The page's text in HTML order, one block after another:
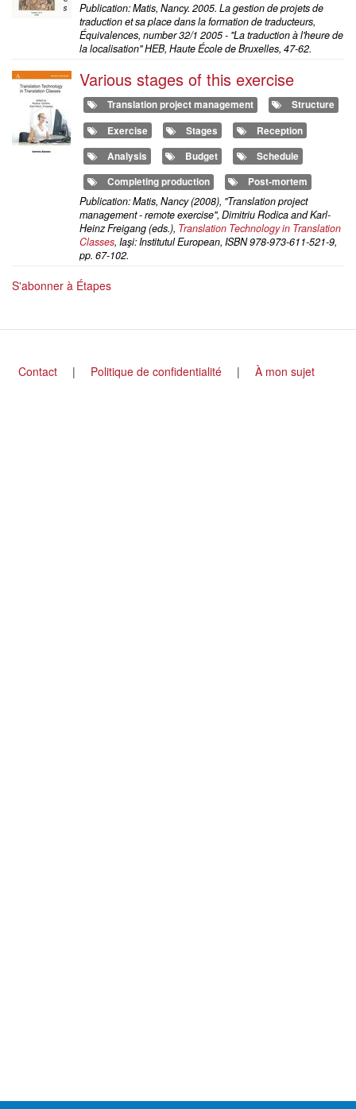
Publication: Matis, Nancy. 2005. La gestion de projets de
traduction et sa place dans la formation de traducteurs,
Équivalences, number 32/1 2005 - "La traduction à l'heure de
la localisation" HEB, Haute École de Bruxelles, 47-62.
Various stages of this exercise
Translation project management
Structure
Exercise
Stages
Reception
Analysis
Budget
Schedule
Completing production
Post-mortem
Publication: Matis, Nancy (2008), "Translation project
management - remote exercise", Dimitriu Rodica and Karl-
Heinz Freigang (eds.), Translation Technology in Translation
Classes, Iaşi: Institutul European, ISBN 978-973-611-521-9,
pp. 67-102.
S'abonner à Étapes
Footer
Contact Politique de confidentialité À mon sujet